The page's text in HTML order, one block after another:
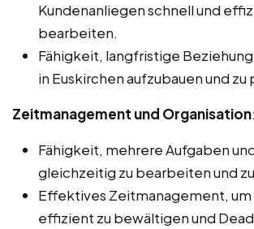
Kundenanliegen schnell und
bearbeiten.
Fähigkeit, langfristige
in Euskirchen aufzubauen und
Zeitmanagement und Organisation:
Fähigkeit, mehrere Aufgaben
gleichzeitig zu bearbeiten und
Effektives Zeitmanagement,
effizient zu bewältigen und